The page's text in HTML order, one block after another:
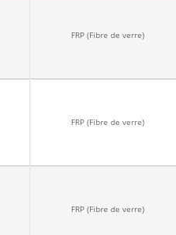
FRP (Fibre de verre)
FRP (Fibre de verre)
FRP (Fibre de verre)